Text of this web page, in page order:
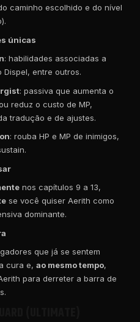
caminho escolhido e do nível
únicas
: habilidades associadas a
Dispel, entre outros.
: passiva que aumenta o
reduz o custo de MP,
tradução e de ajustes.
: rouba HP e MP de inimigos,
nos capítulos 9 a 13,
se você quiser Aerith como
dominante.
que já se sentem
cura e, ao mesmo tempo,
para derreter a barra de